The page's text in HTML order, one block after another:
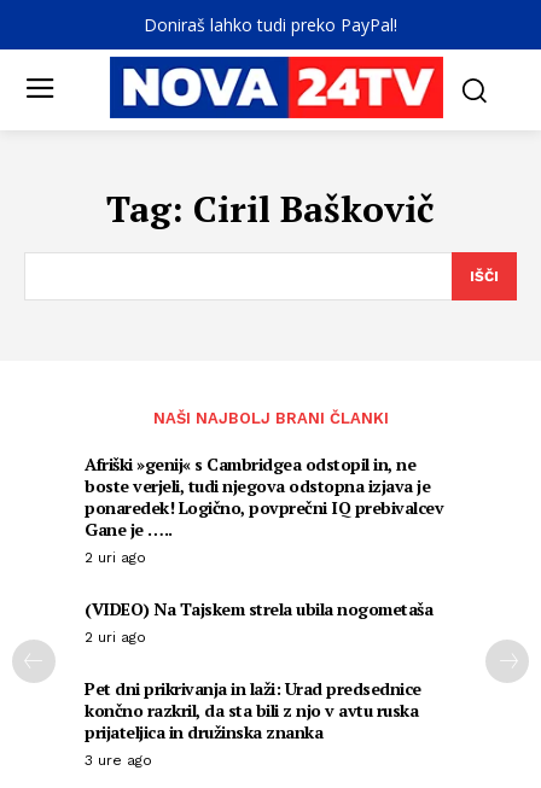
Doniraš lahko tudi preko PayPal!
Tag: Ciril Baškovič
IŠČI
NAŠI NAJBOLJ BRANI ČLANKI
Afriški »genij« s Cambridgea odstopil in, ne
boste verjeli, tudi njegova odstopna izjava je
ponaredek! Logično, povprečni IQ prebivalcev
Gane je …..
2 uri ago
(VIDEO) Na Tajskem strela ubila nogometaša
2 uri ago
Pet dni prikrivanja in laži: Urad predsednice
končno razkril, da sta bili z njo v avtu ruska
prijateljica in družinska znanka
3 ure ago